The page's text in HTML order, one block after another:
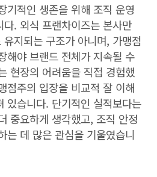
기적인 생존을 위해 조직 운영
. 외식 프랜차이즈는 본사만
지되는 구조가 아니며, 가맹점
해야 브랜드 전체가 지속될 수
현장의 어려움을 직접 경험했
점주의 입장을 비교적 잘 이해
있습니다. 단기적인 실적보다는
중요하게 생각했고, 조직 안정
는 데 많은 관심을 기울였습니